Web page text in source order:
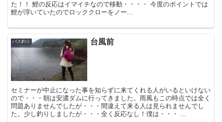
た！！ 鯉の反応はイマイチなので移動・・・・ 今度のポイントでは
鯉が浮いていたのでロッククローをノー...
バス釣り 台風前
セミナーが中止になった事を知らずに来てくれる人がいるといけない
ので・・・朝は安濃ダムに行ってきました。雨風もこの時点では全く
問題ありませんでしたが・・・間違えて来る人は見られませんでし
た。少し釣りしましたが・・・全く反応なし！僕は・・・ ...